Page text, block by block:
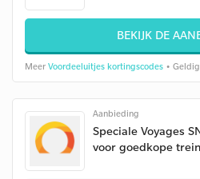
BEKIJK DE
Meer Voordeeluitjes kortingscodes •
Aanbieding
Speciale Voyages
voor goedkope